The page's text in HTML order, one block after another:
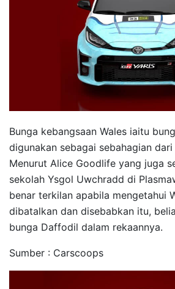
Bunga kebangsaan Wales iaitu
digunakan sebagai sebahagian
Menurut Alice Goodlife yang juga
sekolah Ysgol Uwchradd di
benar terkilan apabila mengetahui
dibatalkan dan disebabkan itu,
bunga Daffodil dalam rekaannya.
Sumber : Carscoops